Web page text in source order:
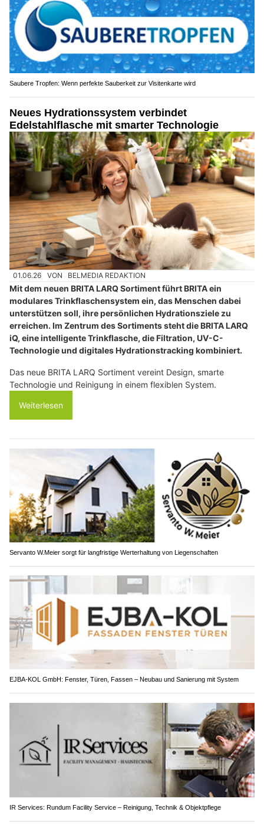
Saubere Tropfen: Wenn perfekte Sauberkeit zur Visitenkarte wird
Neues Hydrationssystem verbindet
Edelstahlflasche mit smarter Technologie
01.06.26 VON BELMEDIA REDAKTION
Mit dem neuen BRITA LARQ Sortiment führt BRITA ein
modulares Trinkflaschensystem ein, das Menschen dabei
unterstützen soll, ihre persönlichen Hydrationsziele zu
erreichen. Im Zentrum des Sortiments steht die BRITA LARQ
iQ, eine intelligente Trinkflasche, die Filtration, UV-C-
Technologie und digitales Hydrationstracking kombiniert.
Das neue BRITA LARQ Sortiment vereint Design, smarte
Technologie und Reinigung in einem flexiblen System.
Weiterlesen
Servanto W.Meier sorgt für langfristige Werterhaltung von Liegenschaften
EJBA-KOL GmbH: Fenster, Türen, Fassen – Neubau und Sanierung mit System
IR Services: Rundum Facility Service – Reinigung, Technik & Objektpflege